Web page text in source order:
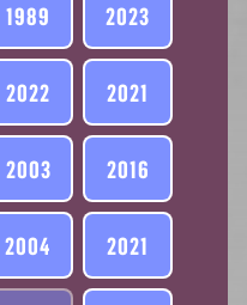
1989 2023
2022 2021
2003 2016
2004 2021